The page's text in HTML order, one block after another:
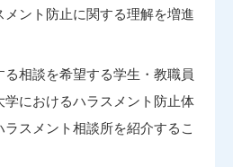
ント防止に関する理解を増進
相談を希望する学生・教職員
学におけるハラスメント防止体
スメント相談所を紹介するこ